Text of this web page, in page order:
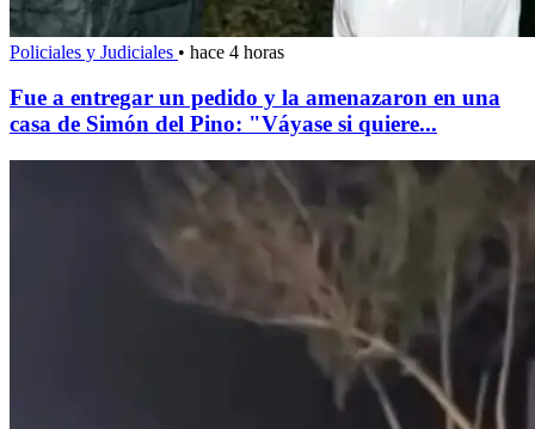
Policiales y Judiciales • hace 4 horas
Fue a entregar un pedido y la amenazaron en una
casa de Simón del Pino: "Váyase si quiere...